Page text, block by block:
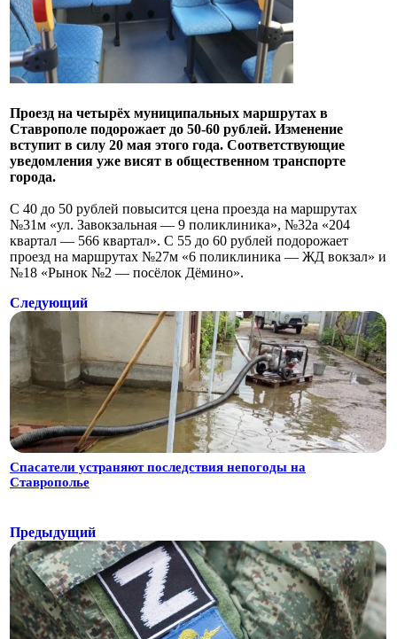
Проезд на четырёх муниципальных маршрутах в
Ставрополе подорожает до 50-60 рублей. Изменение
вступит в силу 20 мая этого года. Соответствующие
уведомления уже висят в общественном транспорте
города.
С 40 до 50 рублей повысится цена проезда на маршрутах
№31м «ул. Завокзальная — 9 поликлиника», №32а «204
квартал — 566 квартал». С 55 до 60 рублей подорожает
проезд на маршрутах №27м «6 поликлиника — ЖД вокзал» и
№18 «Рынок №2 — посёлок Дёмино».
Следующий
Спасатели устраняют последствия непогоды на
Ставрополье
Предыдущий